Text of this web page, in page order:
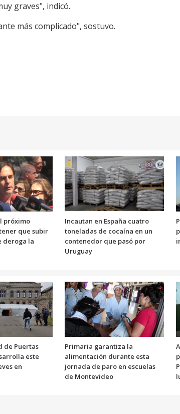
graves", indicó.
más complicado", sostuvo.
próximo
que subir
deroga la
Incautan en España cuatro
toneladas de cocaína en un
contenedor que pasó por
Uruguay
de Puertas
este
en
Primaria garantiza la
alimentación durante esta
jornada de paro en escuelas
de Montevideo